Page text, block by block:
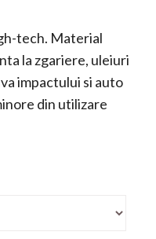
tech. Material
la zgariere, uleiuri
impactului si auto
din utilizare